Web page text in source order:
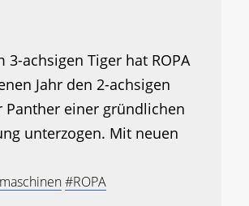
3-achsigen Tiger hat ROPA
Jahr den 2-achsigen
Panther einer gründlichen
unterzogen. Mit neuen
#ROPA